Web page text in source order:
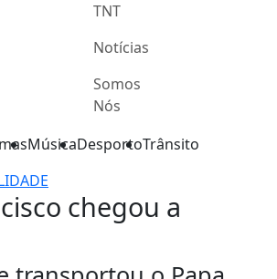
TNT
Notícias
Somos
Nós
MúsicaDesportoTrânsito
chegou a